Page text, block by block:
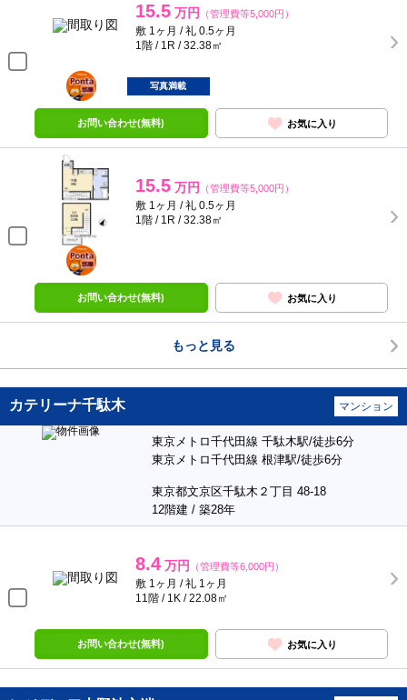
15.5 万円 （管理費等5,000円）
敷 1ヶ月 / 礼 0.5ヶ月
1階 / 1R / 32.38㎡
ポンタ
部屋
写真満載
お問い合わせ(無料) お気に入り
15.5 万円 （管理費等5,000円）
敷 1ヶ月 / 礼 0.5ヶ月
1階 / 1R / 32.38㎡
ポンタ
部屋
お問い合わせ(無料) お気に入り
もっと見る
カテリーナ千駄木 マンション
東京メトロ千代田線 千駄木駅/徒歩6分
東京メトロ千代田線 根津駅/徒歩6分
東京都文京区千駄木２丁目 48-18
12階建 / 築28年
8.4 万円 （管理費等6,000円）
敷 1ヶ月 / 礼 1ヶ月
11階 / 1K / 22.08㎡
お問い合わせ(無料) お気に入り